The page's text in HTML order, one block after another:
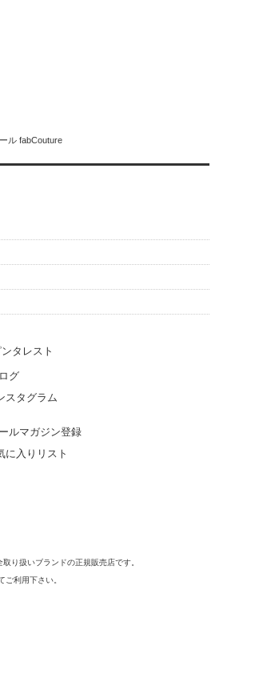
ル fabCouture
ンタレスト
グ
スタグラム
ルマガジン登録
に入りリスト
り扱いブランドの正規販売店です。
利用下さい。